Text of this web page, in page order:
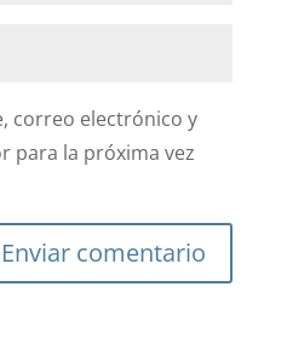
correo electrónico y
para la próxima vez